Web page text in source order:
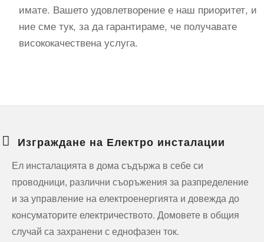
имате. Вашето удовлетворение е наш приоритет, и
ние сме тук, за да гарантираме, че получавате
висококачествена услуга.
Изграждане на Електро инсталации
Ел инсталацията в дома съдържа в себе си
проводници, различни съоръжения за разпределение
и за управление на електроенергията и довежда до
консуматорите електричеството. Домовете в общия
случай са захранени с еднофазен ток.